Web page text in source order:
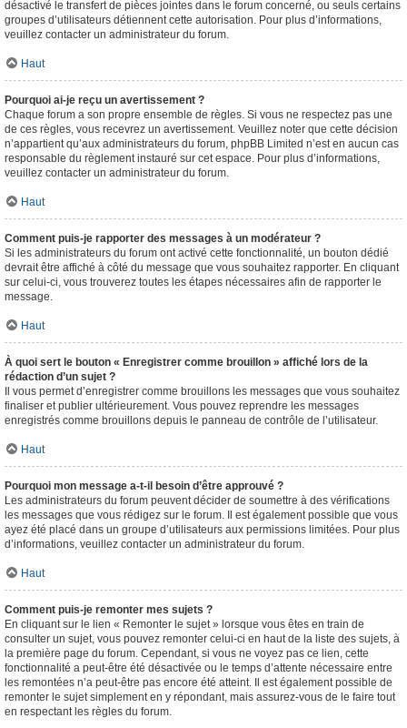
désactivé le transfert de pièces jointes dans le forum concerné, ou seuls certains
groupes d’utilisateurs détiennent cette autorisation. Pour plus d’informations,
veuillez contacter un administrateur du forum.
Haut
Pourquoi ai-je reçu un avertissement ?
Chaque forum a son propre ensemble de règles. Si vous ne respectez pas une
de ces règles, vous recevrez un avertissement. Veuillez noter que cette décision
n’appartient qu’aux administrateurs du forum, phpBB Limited n’est en aucun cas
responsable du règlement instauré sur cet espace. Pour plus d’informations,
veuillez contacter un administrateur du forum.
Haut
Comment puis-je rapporter des messages à un modérateur ?
Si les administrateurs du forum ont activé cette fonctionnalité, un bouton dédié
devrait être affiché à côté du message que vous souhaitez rapporter. En cliquant
sur celui-ci, vous trouverez toutes les étapes nécessaires afin de rapporter le
message.
Haut
À quoi sert le bouton « Enregistrer comme brouillon » affiché lors de la
rédaction d’un sujet ?
Il vous permet d’enregistrer comme brouillons les messages que vous souhaitez
finaliser et publier ultérieurement. Vous pouvez reprendre les messages
enregistrés comme brouillons depuis le panneau de contrôle de l’utilisateur.
Haut
Pourquoi mon message a-t-il besoin d’être approuvé ?
Les administrateurs du forum peuvent décider de soumettre à des vérifications
les messages que vous rédigez sur le forum. Il est également possible que vous
ayez été placé dans un groupe d’utilisateurs aux permissions limitées. Pour plus
d’informations, veuillez contacter un administrateur du forum.
Haut
Comment puis-je remonter mes sujets ?
En cliquant sur le lien « Remonter le sujet » lorsque vous êtes en train de
consulter un sujet, vous pouvez remonter celui-ci en haut de la liste des sujets, à
la première page du forum. Cependant, si vous ne voyez pas ce lien, cette
fonctionnalité a peut-être été désactivée ou le temps d’attente nécessaire entre
les remontées n’a peut-être pas encore été atteint. Il est également possible de
remonter le sujet simplement en y répondant, mais assurez-vous de le faire tout
en respectant les règles du forum.